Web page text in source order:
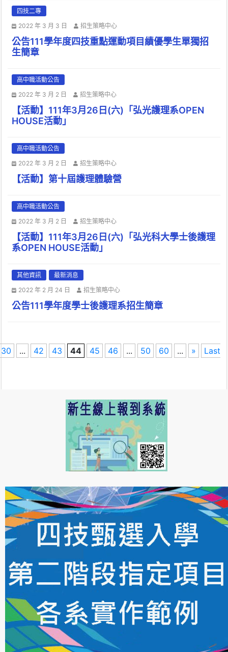
四技二專
2022 年 3 月 3 日
招生策略中心
公告111學年度四技重點運動項目績優學生單獨招
生簡章
高中職活動公告
2022 年 3 月 2 日
招生策略中心
【活動】111年3月26日(六)「弘光護理系OPEN
HOUSE活動」
高中職活動公告
2022 年 3 月 2 日
招生策略中心
【活動】第十屆護理體驗營
高中職活動公告
2022 年 3 月 2 日
招生策略中心
【活動】111年3月26日(六)「弘光科大學士後護理
系OPEN HOUSE活動」
其他資訊
最新消息
2022 年 2 月 24 日
招生策略中心
公告111學年度學士後護理系招生簡章
30 ... 42 43 44 45 46 ... 50 60 ... » Last